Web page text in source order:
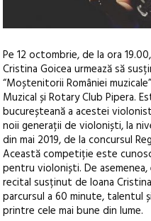
Pe 12 octombrie, de la ora
Cristina Goicea urmează să
“Moștenitorii României
Muzical și Rotary Club Pipera.
bucureșteană a acestei
noii generații de violoniști, la
din mai 2019, de la concursul
Această competiție este
pentru violoniști. De
recital susținut de Ioana
parcursul a 60 minute,
printre cele mai bune din lume.